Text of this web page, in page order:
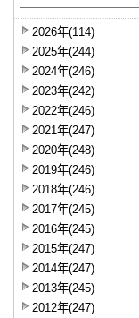
2026年(114)
2025年(244)
2024年(246)
2023年(242)
2022年(246)
2021年(247)
2020年(248)
2019年(246)
2018年(246)
2017年(245)
2016年(245)
2015年(247)
2014年(247)
2013年(245)
2012年(247)